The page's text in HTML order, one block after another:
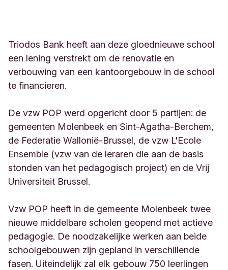
a
d
6
1
r
u
x
l
e
e
l
g
i
ë
Triodos Bank heeft aan deze gloednieuwe school
een lening verstrekt om de renovatie en
verbouwing van een kantoorgebouw in de school
te financieren.
De vzw POP werd opgericht door 5 partijen: de
gemeenten Molenbeek en Sint-Agatha-Berchem,
de Federatie Wallonië-Brussel, de vzw L'Ecole
Ensemble (vzw van de leraren die aan de basis
stonden van het pedagogisch project) en de Vrij
Universiteit Brussel.
Vzw POP heeft in de gemeente Molenbeek twee
nieuwe middelbare scholen geopend met actieve
pedagogie. De noodzakelijke werken aan beide
schoolgebouwen zijn gepland in verschillende
fasen. Uiteindelijk zal elk gebouw 750 leerlingen